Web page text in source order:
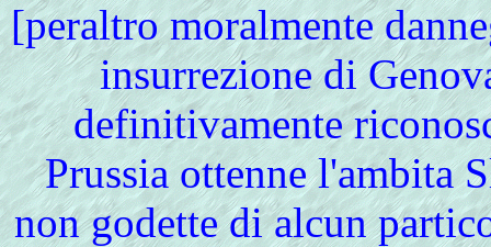
[peraltro moralmente
insurrezione di
definitivamente
Prussia ottenne l'ambita
non godette di alcun